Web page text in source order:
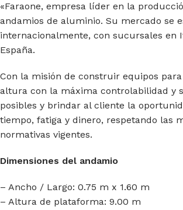
«Faraone, empresa líder en la
andamios de aluminio. Su mercado se
internacionalmente, con sucursales en
España.
Con la misión de construir equipos
altura con la máxima controlabilidad y
posibles y brindar al cliente la
tiempo, fatiga y dinero, respetando las
normativas vigentes.
Dimensiones del andamio
– Ancho / Largo: 0.75 m x 1.60 m
– Altura de plataforma: 9.00 m